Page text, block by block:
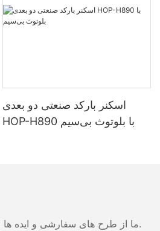
اسکنر بارکد صنعتی دو بعدی
HOP-H890 با بلوتوث بی‌سیم
ما از طرح های سفارشی و ایده ها استقبال می کنیم و قادر به تهیه نیازهای خاص می شود. برای اطلاعات بیشتر، لطفا از وب سایت بازدید کنید یا به طور مستقیم با سوالات و سوالات تماس بگیرید.